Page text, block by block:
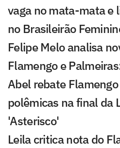
vaga no mata-mata e
no Brasileirão
Felipe Melo analisa
Flamengo e
Abel rebate
polêmicas na final da
'Asterisco'
Leila critica nota do